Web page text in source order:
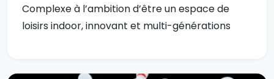
Complexe à l’ambition d’être un espace de
loisirs indoor, innovant et multi-générations